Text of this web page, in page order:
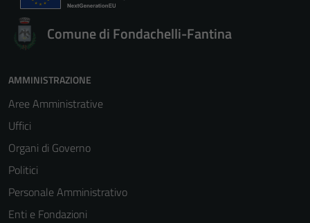
Comune di Fondachelli-Fantina
AMMINISTRAZIONE
Aree Amministrative
Uffici
Organi di Governo
Politici
Personale Amministrativo
Enti e Fondazioni